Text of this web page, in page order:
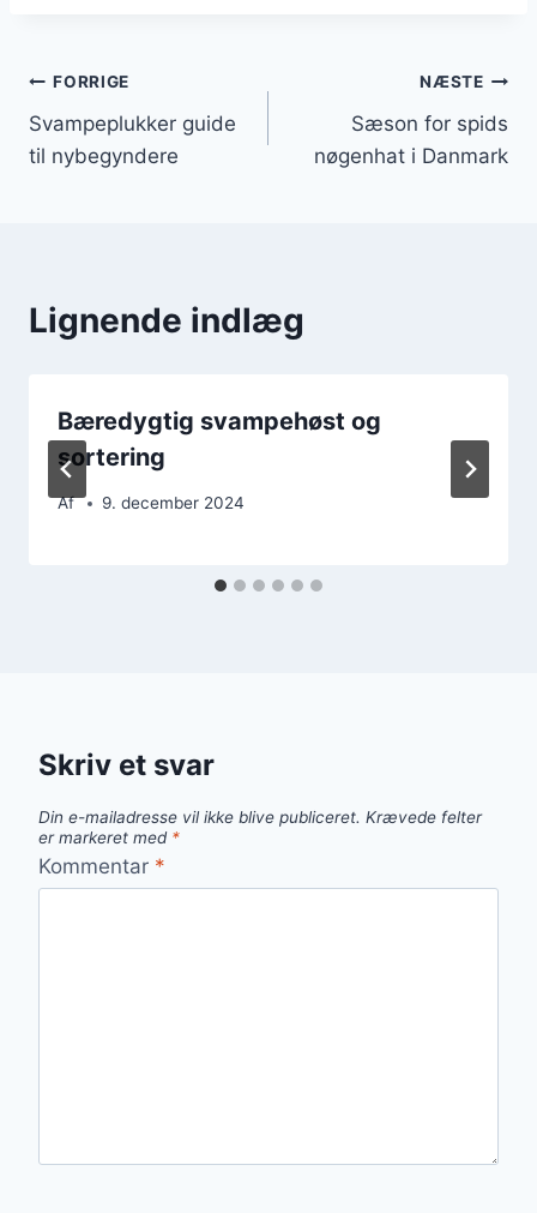
Indlægsnavigation
FORRIGE
Svampeplukker guide
til nybegyndere
NÆSTE
Sæson for spids
nøgenhat i Danmark
Lignende indlæg
Bæredygtig svampehøst og
sortering
Af 9. december 2024
Skriv et svar
Din e-mailadresse vil ikke blive publiceret. Krævede felter
er markeret med *
Kommentar *